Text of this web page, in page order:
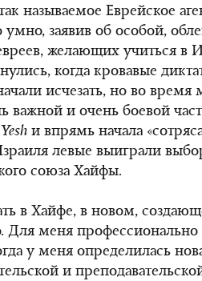
называемое Еврейское
умно, заявив об особой,
желающих учиться в
когда кровавые
исчезать, но во
важной и очень боевой
Yesh и впрямь начала
левые выиграли
союза Хайфы.
в Хайфе, в новом,
Для меня
у меня определилась
и